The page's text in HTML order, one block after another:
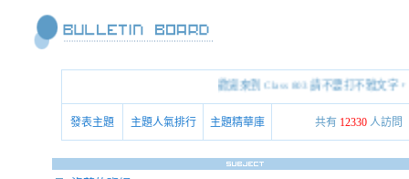
歡迎來到 Class 803 請不要打不雅文字，
發表主題 主題人氣排行 主題精華庫 共有 12330 人訪問